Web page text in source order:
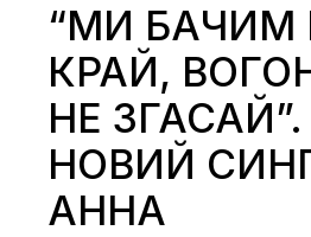
“МИ БАЧИМ
КРАЙ,
НЕ
НОВИЙ
АННА